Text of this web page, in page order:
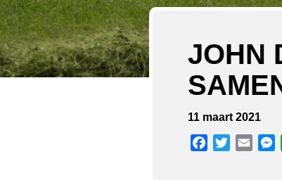
JOHN
11 maart 2021
Facebook
TwitterEmail